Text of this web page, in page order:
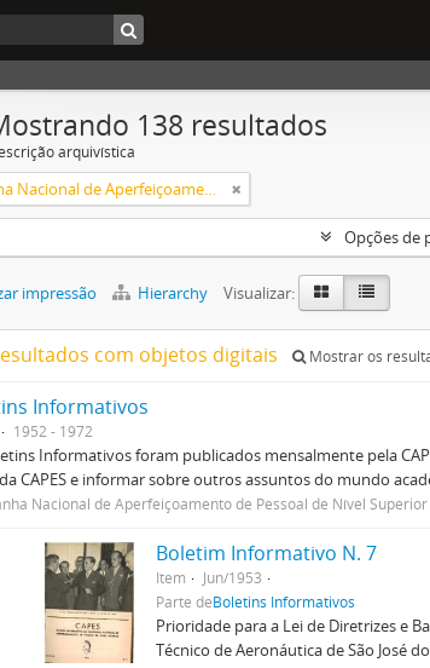
138 resultados
arquivística
Campanha Nacional de Aperfeiçoamento de Pessoal de Nível Superior (CAPES)
Opções de
impressão Hierarchy Visualizar:
com objetos digitais Mostrar os
Informativos
1952 - 1972
Informativos foram publicados mensalmente pela
CAPES e informar sobre outros assuntos do mundo
Nacional de Aperfeiçoamento de Pessoal de Nível Superior
Boletim Informativo N. 7
Item
Jun/1953
Parte deBoletins Informativos
Prioridade para a Lei de Diretrizes e
Técnico de Aeronáutica de São José